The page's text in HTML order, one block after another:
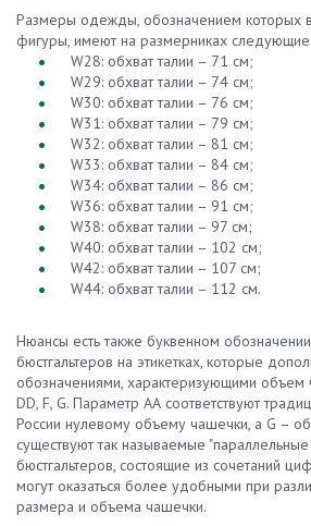
Размеры одежды, обозначением которых
фигуры, имеют на размерниках следующие
W28: обхват талии – 71 см;
W29: обхват талии – 74 см;
W30: обхват талии – 76 см;
W31: обхват талии – 79 см;
W32: обхват талии – 81 см;
W33: обхват талии – 84 см;
W34: обхват талии – 86 см;
W36: обхват талии – 91 см;
W38: обхват талии – 97 см;
W40: обхват талии – 102 см;
W42: обхват талии – 107 см;
W44: обхват талии – 112 см.
Нюансы есть также буквенном
бюстгальтеров на этикетках, которые
обозначениями, характеризующими объем
DD, F, G. Параметр АА соответствуют
России нулевому объему чашечки, а G –
существуют так называемые
бюстгальтеров, состоящие из сочетаний
могут оказаться более удобными при
размера и объема чашечки.